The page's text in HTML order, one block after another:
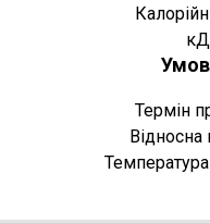
Термін
Відносна
Температура